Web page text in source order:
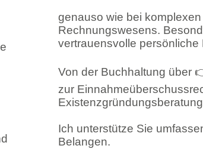
genauso wie bei
Rechnungswesens.
vertrauensvolle
Von der Buchhaltung über
zur
Ich unterstütze Sie
Belangen.